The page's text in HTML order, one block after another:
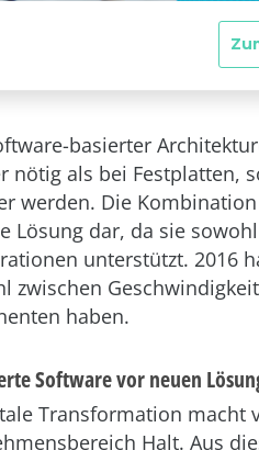
basierter
nötig als bei Festplatten,
werden. Die
Lösung dar, da sie
unterstützt. 2016
zwischen
haben.
Software vor neuen
Transformation macht
Halt. Aus